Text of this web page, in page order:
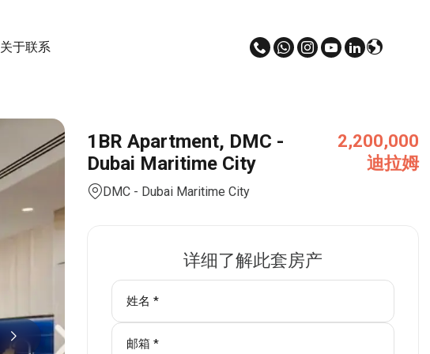
关于联系
1BR Apartment, DMC -
Dubai Maritime City
DMC - Dubai Maritime City
2,200,000
迪拉姆
详细了解此套房产